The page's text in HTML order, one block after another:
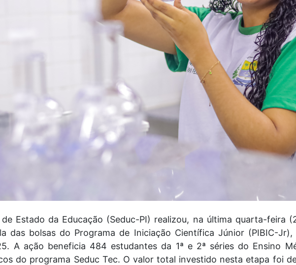
de Estado da Educação (Seduc-PI) realizou, na última quarta-feira
das bolsas do Programa de Iniciação Científica Júnior (PIBIC-
A ação beneficia 484 estudantes da 1ª e 2ª séries do Ensino
do programa Seduc Tec. O valor total investido nesta etapa foi